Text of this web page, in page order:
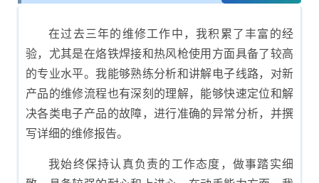
在过去三年的维修工作中，我积累了丰富的经
验，尤其是在烙铁焊接和热风枪使用方面具备了较高
的专业水平。我能够熟练分析和讲解电子线路，对新
产品的维修流程也有深刻的理解，能够快速定位和解
决各类电子产品的故障，进行准确的异常分析，并撰
写详细的维修报告。
我始终保持认真负责的工作态度，做事踏实细